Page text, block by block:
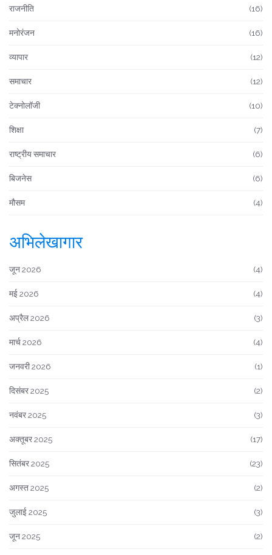
राजनीति (16)
मनोरंजन (16)
व्यापार (12)
समाचार (12)
टेक्नोलॉजी (10)
शिक्षा (7)
राष्ट्रीय समाचार (6)
बिजनेस (6)
मौसम (4)
अभिलेखागार
जून 2026 (4)
मई 2026 (4)
अप्रैल 2026 (3)
मार्च 2026 (4)
जनवरी 2026 (1)
दिसंबर 2025 (2)
नवंबर 2025 (3)
अक्तूबर 2025 (17)
सितंबर 2025 (23)
अगस्त 2025 (2)
जुलाई 2025 (3)
जून 2025 (2)